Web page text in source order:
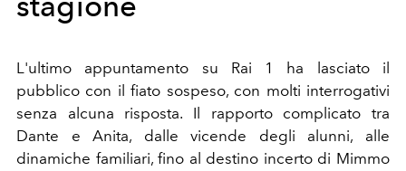
L'ultimo appuntamento su Rai 1 ha lasciato il
pubblico con il fiato sospeso, con molti interrogativi
senza alcuna risposta. Il rapporto complicato tra
Dante e Anita, dalle vicende degli alunni, alle
dinamiche familiari, fino al destino incerto di Mimmo